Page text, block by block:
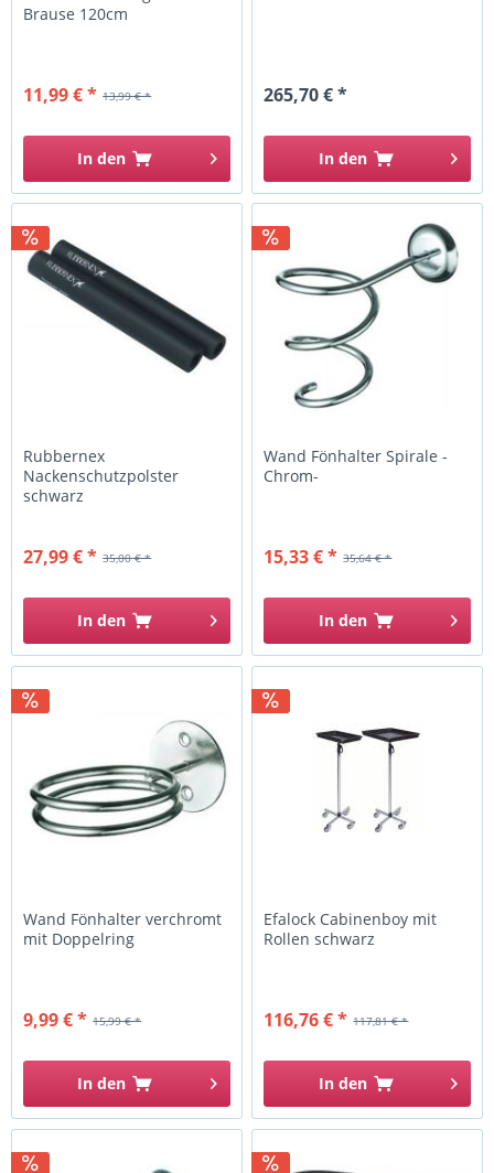
Brause 120cm
13,99 € *
11,99 € *
In den
265,70 € *
In den
Rubbernex
Nackenschutzpolster
schwarz
35,00 € *
27,99 € *
In den
Wand Fönhalter Spirale -
Chrom-
35,64 € *
15,33 € *
In den
Wand Fönhalter verchromt
mit Doppelring
15,99 € *
9,99 € *
In den
Efalock Cabinenboy mit
Rollen schwarz
117,81 € *
116,76 € *
In den